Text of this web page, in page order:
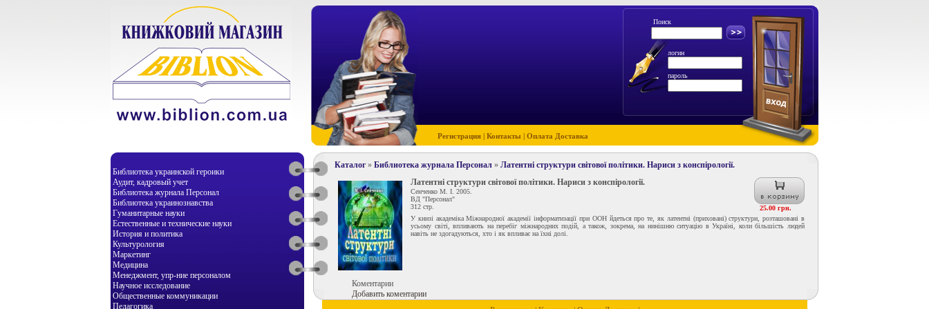
Поиск
логин
пароль
Регистрация | Контакты | Оплата Доставка
Библиотека украинской героики
Аудит, кадровый учет
Библиотека журнала Персонал
Библиотека украинознавства
Гуманитарные науки
Естественные и технические науки
История и политика
Культурология
Маркетинг
Медицина
Менеджмент, упр-ние персоналом
Научное исследование
Общественные коммуникации
Педагогика
Каталог» Библиотека журнала Персонал » Латентні структури світової політики. Нариси з конспірології.
25.00 грн.
Латентні структури світової політики. Нариси з конспірології.
Сенченко М. І. 2005.
ВД "Персонал"
312 стр.
У книзі академіка Міжнародної академії інформатизації при ООН йдеться про те, як латентні (приховані) структури, розташовані в
усьому світі, впли­вають на перебіг міжнародних подій, а також, зокрема, на нинішню ситуацію в Україні, коли більшість людей
навіть не здогадуються, хто і як впливає на їхні долі.
Коментарии
Добавить коментарии